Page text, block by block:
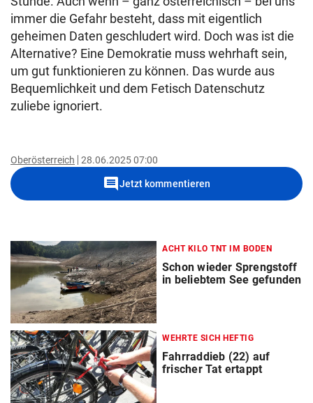
immer die Gefahr besteht, dass mit eigentlich
geheimen Daten geschludert wird. Doch was ist die
Alternative? Eine Demokratie muss wehrhaft sein,
um gut funktionieren zu können. Das wurde aus
Bequemlichkeit und dem Fetisch Datenschutz
zuliebe ignoriert.
Oberösterreich 28.06.2025 07:00
commentJetzt kommentieren
ACHT KILO TNT IM BODEN
Schon wieder Sprengstoff
in beliebtem See gefunden
WEHRTE SICH HEFTIG
Fahrraddieb (22) auf
frischer Tat ertappt